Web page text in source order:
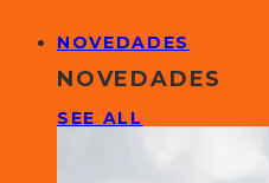
NOVEDADES
NOVEDADES
SEE ALL